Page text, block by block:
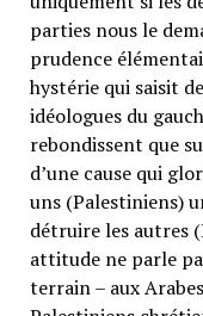
parties nous le
prudence
hystérie qui saisit
idéologues du
rebondissent que
d’une cause qui
uns (Palestiniens)
détruire les autres
attitude ne parle
terrain – aux